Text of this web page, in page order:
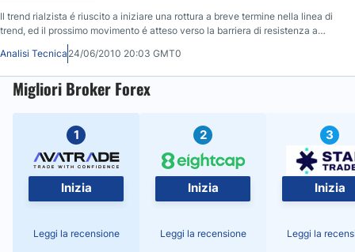
Il trend rialzista é riuscito a iniziare una rottura a breve termine nella linea di
trend, ed il prossimo movimento é atteso verso la barriera di resistenza a
Analisi Tecnica 24/06/2010 20:03 GMT0
Migliori Broker Forex
1
Inizia
Leggi la recensione
2
Inizia
Leggi la recensione
3
Inizia
Leggi la